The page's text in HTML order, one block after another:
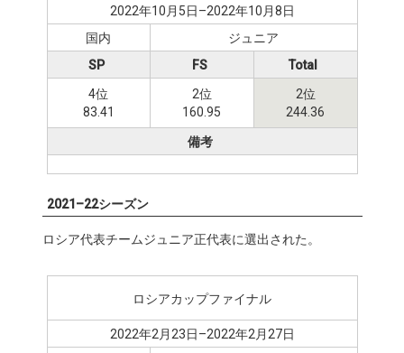
2022年10月5日–2022年10月8日
国内
ジュニア
SP
4位
83.41
FS
2位
160.95
Total
2位
244.36
備考
2021–22シーズン
ロシア代表チームジュニア正代表に選出された。
ロシアカップファイナル
2022年2月23日–2022年2月27日